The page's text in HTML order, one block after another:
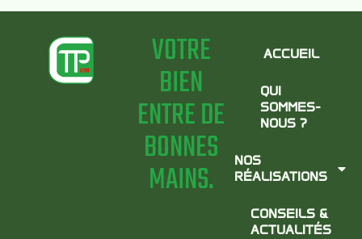
VOTRE
BIEN
ENTRE DE
BONNES
MAINS.
ACCUEIL
QUI
SOMMES-
NOUS ?
NOS
RÉALISATIONS
CONSEILS &
ACTUALITÉS